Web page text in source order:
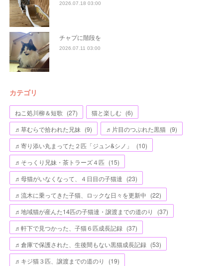
2026.07.18 03:00
チャプに階段を
2026.07.11 03:00
カテゴリ
ねこ処川柳＆短歌 (27) 猫と楽しむ (6)
♬草むらで拾われた兄妹 (9) ♬片目のつぶれた黒猫 (9)
♬寄り添い丸まってた２匹「ジュン&シノ」
(10)
♬そっくり兄妹・茶トラーズ４匹 (15)
♬母猫がいなくなって、４日目の子猫達 (23)
♬流木に乗ってきた子猫、ロックな日々を更新中 (22)
♬地域猫が産んた14匹の子猫達・譲渡までの道のり
(37)
♬軒下で見つかった、子猫６匹成長記録 (37)
♬倉庫で保護された、生後間もない黒猫成長記録 (53)
♬キジ猫３匹、譲渡までの道のり
(19)